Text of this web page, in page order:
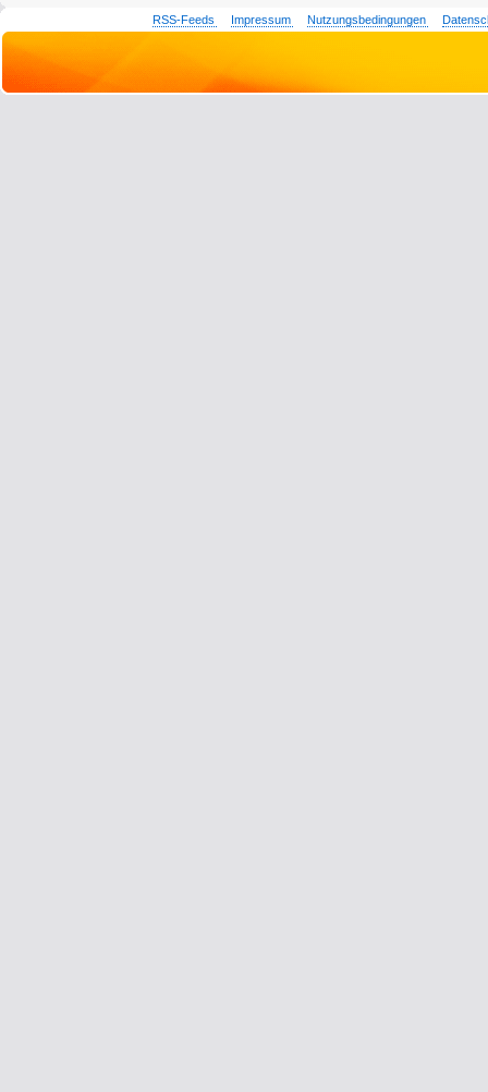
RSS-Feeds Impressum Nutzungsbedingungen